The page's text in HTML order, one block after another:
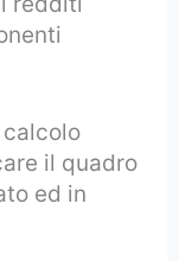
calcolo
il quadro
ed in